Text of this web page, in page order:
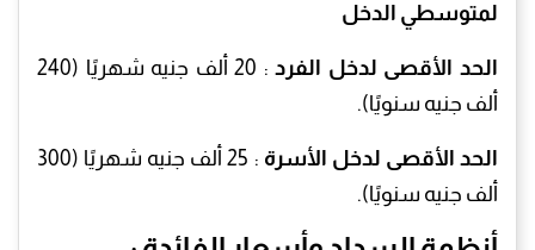
لمتوسطي الدخل
الحد الأقصى لدخل الفرد
: 20 ألف جنيه شهريًا (240
ألف جنيه سنويًا).
الحد الأقصى لدخل الأسرة
: 25 ألف جنيه شهريًا (300
ألف جنيه سنويًا).